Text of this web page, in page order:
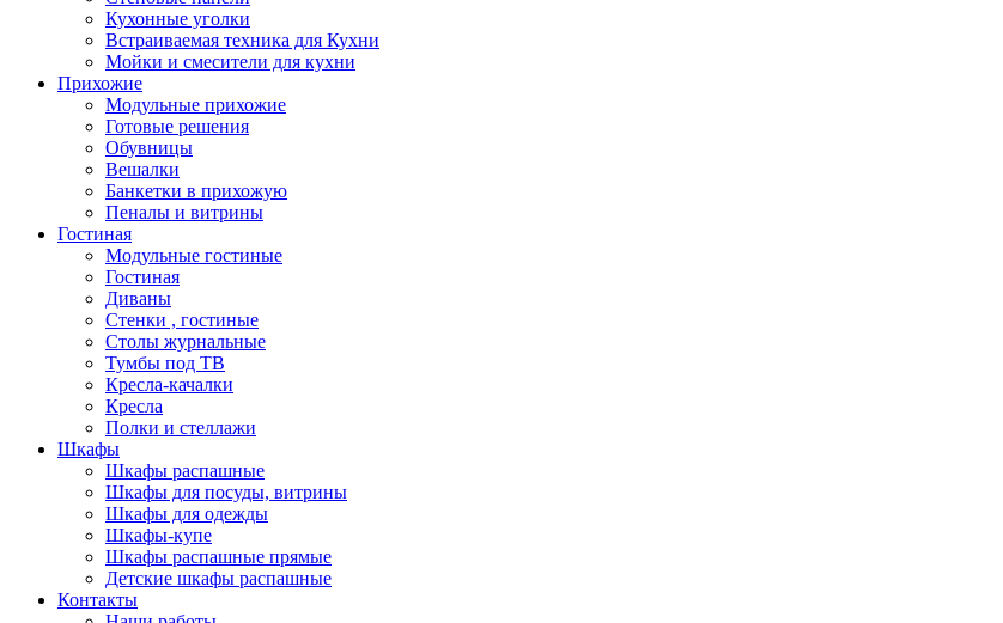
Кухонные уголки
Встраиваемая техника для Кухни
Мойки и смесители для кухни
Прихожие
Модульные прихожие
Готовые решения
Обувницы
Вешалки
Банкетки в прихожую
Пеналы и витрины
Гостиная
Модульные гостиные
Гостиная
Диваны
Стенки , гостиные
Столы журнальные
Тумбы под ТВ
Кресла-качалки
Кресла
Полки и стеллажи
Шкафы
Шкафы распашные
Шкафы для посуды, витрины
Шкафы для одежды
Шкафы-купе
Шкафы распашные прямые
Детские шкафы распашные
Контакты